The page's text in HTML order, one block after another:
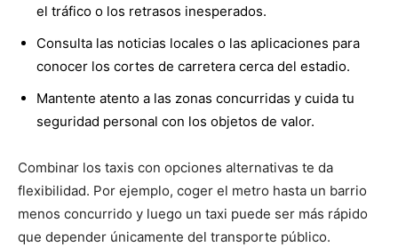
el tráfico o los retrasos inesperados.
Consulta las noticias locales o las aplicaciones para
conocer los cortes de carretera cerca del estadio.
Mantente atento a las zonas concurridas y cuida tu
seguridad personal con los objetos de valor.
Combinar los taxis con opciones alternativas te da
flexibilidad. Por ejemplo, coger el metro hasta un barrio
menos concurrido y luego un taxi puede ser más rápido
que depender únicamente del transporte público.